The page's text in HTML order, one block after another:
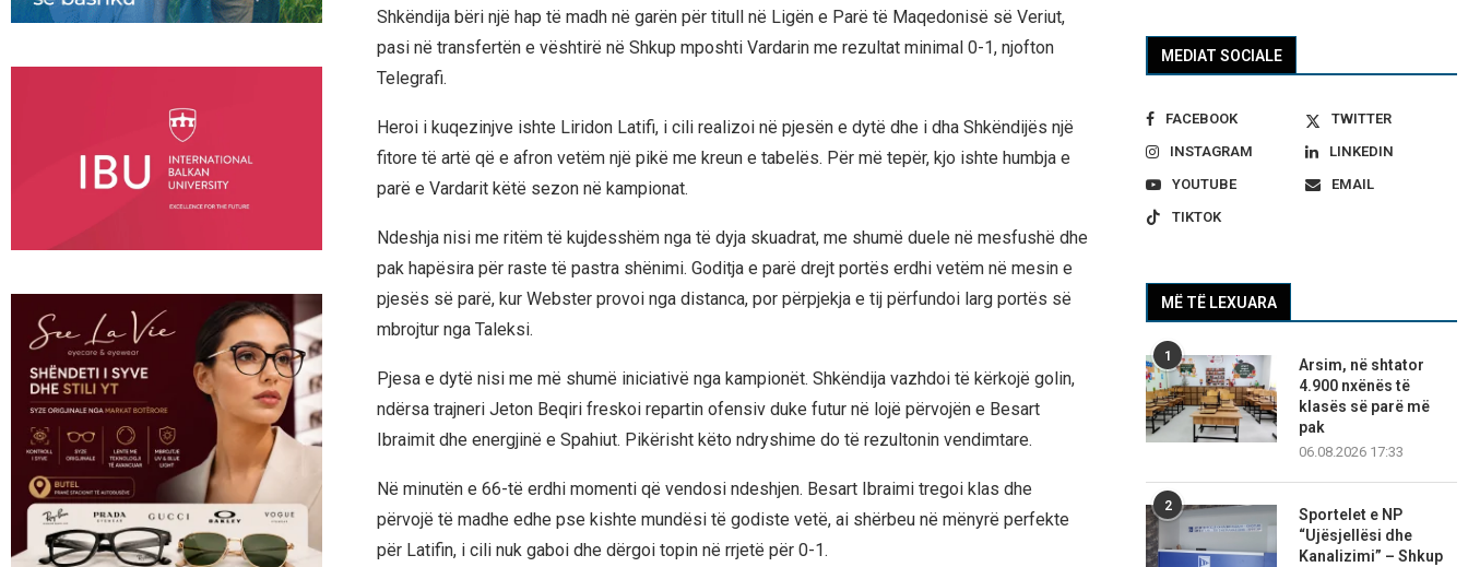
Shkëndija bëri një hap të madh në garën për titull në Ligën e Parë të Maqedonisë së Veriut,
pasi në transfertën e vështirë në Shkup mposhti Vardarin me rezultat minimal 0-1, njofton
Telegrafi.
Heroi i kuqezinjve ishte Liridon Latifi, i cili realizoi në pjesën e dytë dhe i dha Shkëndijës një
fitore të artë që e afron vetëm një pikë me kreun e tabelës. Për më tepër, kjo ishte humbja e
parë e Vardarit këtë sezon në kampionat.
Ndeshja nisi me ritëm të kujdesshëm nga të dyja skuadrat, me shumë duele në mesfushë dhe
pak hapësira për raste të pastra shënimi. Goditja e parë drejt portës erdhi vetëm në mesin e
pjesës së parë, kur Webster provoi nga distanca, por përpjekja e tij përfundoi larg portës së
mbrojtur nga Taleksi.
Pjesa e dytë nisi me më shumë iniciativë nga kampionët. Shkëndija vazhdoi të kërkojë golin,
ndërsa trajneri Jeton Beqiri freskoi repartin ofensiv duke futur në lojë përvojën e Besart
Ibraimit dhe energjinë e Spahiut. Pikërisht këto ndryshime do të rezultonin vendimtare.
Në minutën e 66-të erdhi momenti që vendosi ndeshjen. Besart Ibraimi tregoi klas dhe
përvojë të madhe edhe pse kishte mundësi të godiste vetë, ai shërbeu në mënyrë perfekte
për Latifin, i cili nuk gaboi dhe dërgoi topin në rrjetë për 0-1.
MEDIAT SOCIALE
FACEBOOK
TWITTER
INSTAGRAM
LINKEDIN
YOUTUBE
EMAIL
TIKTOK
MË TË LEXUARA
1
Arsim, në shtator
4.900 nxënës të
klasës së parë më
pak
06.08.2026 17:33
2
Sportelet e NP
“Ujësjellësi dhe
Kanalizimi” – Shkup